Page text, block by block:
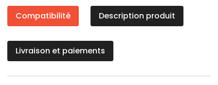
Compatibilité Description produit
Livraison et paiements